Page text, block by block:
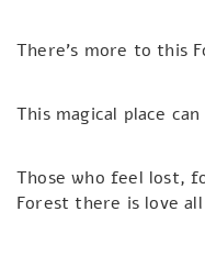
There’s more to this
This magical place
Those who feel lost,
Forest there is love